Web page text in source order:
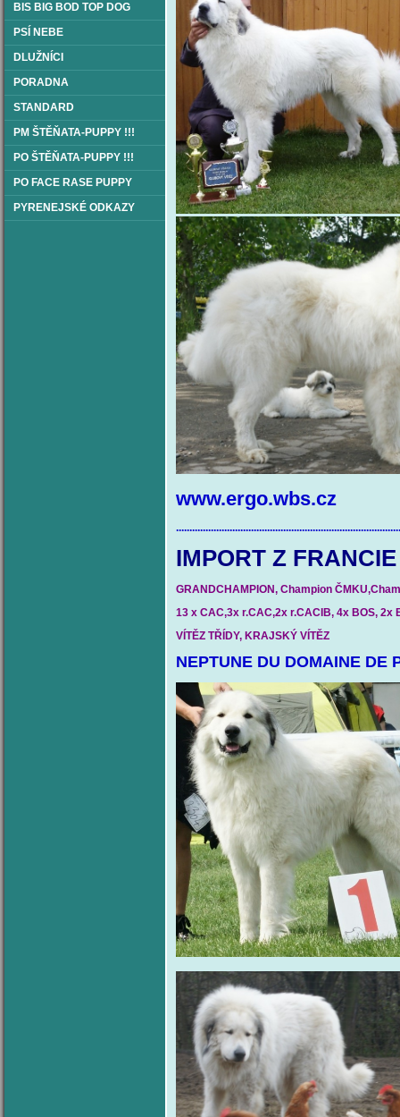
BIS BIG BOD TOP DOG
PSÍ NEBE
DLUŽNÍCI
PORADNA
STANDARD
PM ŠTĚŇATA-PUPPY !!!
PO ŠTĚŇATA-PUPPY !!!
PO FACE RASE PUPPY
PYRENEJSKÉ ODKAZY
www.ergo.wbs.cz
IMPORT Z
GRANDCHAMPION, Champion
13 x CAC,3x r.CAC,2x r.CACIB, 4x BOS, 2x
VÍTĚZ TŘÍDY, KRAJSKÝ VÍTĚZ
NEPTUNE DU DOMAINE DE